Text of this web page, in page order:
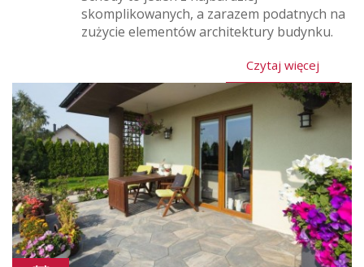
skomplikowanych, a zarazem podatnych na
zużycie elementów architektury budynku.
Czytaj więcej